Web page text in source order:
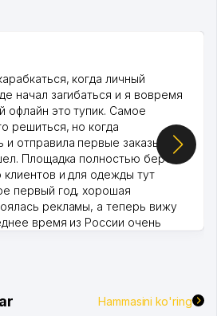
когда личный
начал загибаться и я вовремя
офлайн это тупик. Самое
решиться, но когда
и отправила первые заказы,
Площадка полностью берет
клиентов и для одежды тут
первый год, хорошая
рекламы, а теперь вижу
время из России очень
Hammasini ko'ring